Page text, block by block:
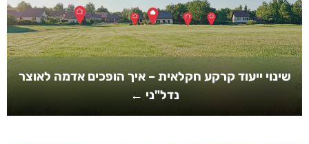
שינוי ייעוד קרקע חקלאית – איך הופכים אדמה לאוצר
נדל"ני ←